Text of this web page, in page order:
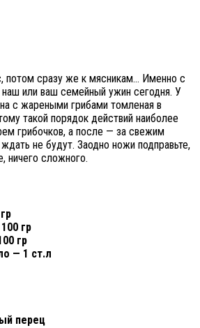
потом сразу же к мясникам… Именно с
наш или ваш семейный ужин сегодня. У
с жареными грибами томленая в
такой порядок действий наиболее
грибочков, а после — за свежим
не будут. Заодно ножи подправьте,
ничего сложного.
гр
гр
— 1 ст.л
перец